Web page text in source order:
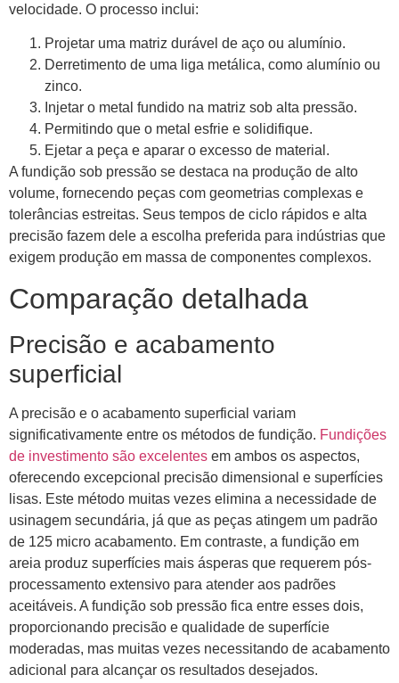
velocidade. O processo inclui:
Projetar uma matriz durável de aço ou alumínio.
Derretimento de uma liga metálica, como alumínio ou
zinco.
Injetar o metal fundido na matriz sob alta pressão.
Permitindo que o metal esfrie e solidifique.
Ejetar a peça e aparar o excesso de material.
A fundição sob pressão se destaca na produção de alto
volume, fornecendo peças com geometrias complexas e
tolerâncias estreitas. Seus tempos de ciclo rápidos e alta
precisão fazem dele a escolha preferida para indústrias que
exigem produção em massa de componentes complexos.
Comparação detalhada
Precisão e acabamento
superficial
A precisão e o acabamento superficial variam
significativamente entre os métodos de fundição. Fundições
de investimento são excelentes em ambos os aspectos,
oferecendo excepcional precisão dimensional e superfícies
lisas. Este método muitas vezes elimina a necessidade de
usinagem secundária, já que as peças atingem um padrão
de 125 micro acabamento. Em contraste, a fundição em
areia produz superfícies mais ásperas que requerem pós-
processamento extensivo para atender aos padrões
aceitáveis. A fundição sob pressão fica entre esses dois,
proporcionando precisão e qualidade de superfície
moderadas, mas muitas vezes necessitando de acabamento
adicional para alcançar os resultados desejados.